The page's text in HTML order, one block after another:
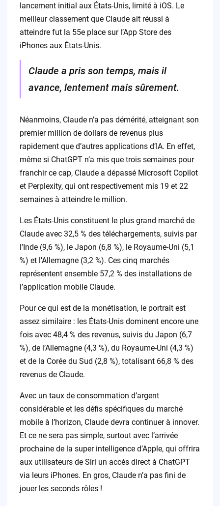
lancement initial aux États-Unis, limité à iOS. Le
meilleur classement que Claude ait réussi à
atteindre fut la 55e place sur l’App Store des
iPhones aux États-Unis.
Claude a pris son temps, mais il
avance, lentement mais sûrement.
Néanmoins, Claude n’a pas démérité, atteignant son
premier million de dollars de revenus plus
rapidement que d’autres applications d’IA. En effet,
même si ChatGPT n’a mis que trois semaines pour
franchir ce cap, Claude a dépassé Microsoft Copilot
et Perplexity, qui ont respectivement mis 19 et 22
semaines à atteindre le million.
Les États-Unis constituent le plus grand marché de
Claude avec 32,5 % des téléchargements, suivis par
l’Inde (9,6 %), le Japon (6,8 %), le Royaume-Uni (5,1
%) et l’Allemagne (3,2 %). Ces cinq marchés
représentent ensemble 57,2 % des installations de
l’application mobile Claude.
Pour ce qui est de la monétisation, le portrait est
assez similaire : les États-Unis dominent encore une
fois avec 48,4 % des revenus, suivis du Japon (6,7
%), de l’Allemagne (4,3 %), du Royaume-Uni (4,3 %)
et de la Corée du Sud (2,8 %), totalisant 66,8 % des
revenus de Claude.
Avec un taux de consommation d’argent
considérable et les défis spécifiques du marché
mobile à l’horizon, Claude devra continuer à innover.
Et ce ne sera pas simple, surtout avec l’arrivée
prochaine de la super intelligence d’Apple, qui offrira
aux utilisateurs de Siri un accès direct à ChatGPT
via leurs iPhones. En gros, Claude n’a pas fini de
jouer les seconds rôles !